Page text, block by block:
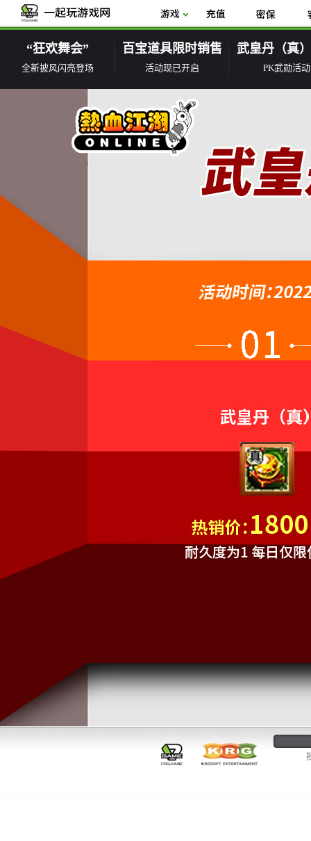
“狂欢舞会”
全新披风闪亮登场
百宝道具限时销售
活动现已开启
武皇丹（真
PK武勋活动